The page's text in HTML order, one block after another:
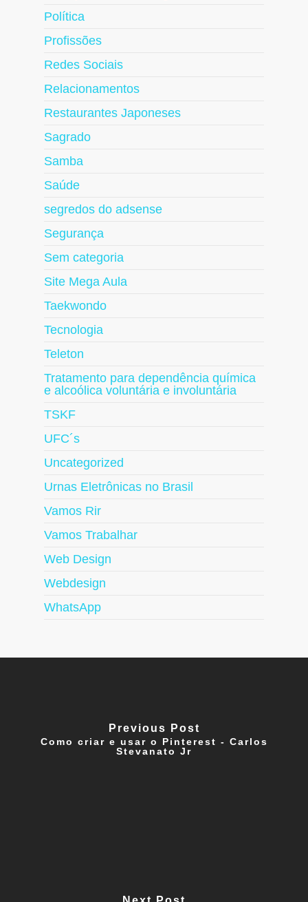
Política
Profissões
Redes Sociais
Relacionamentos
Restaurantes Japoneses
Sagrado
Samba
Saúde
segredos do adsense
Segurança
Sem categoria
Site Mega Aula
Taekwondo
Tecnologia
Teleton
Tratamento para dependência química
e alcoólica voluntária e involuntária
TSKF
UFC´s
Uncategorized
Urnas Eletrônicas no Brasil
Vamos Rir
Vamos Trabalhar
Web Design
Webdesign
WhatsApp
Previous Post
Como criar e usar o Pinterest - Carlos
Stevanato Jr